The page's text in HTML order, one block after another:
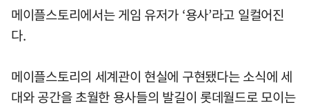
메이플스토리에서는 게임 유저가 ‘용사’라고 일컬어진
다.
메이플스토리의 세계관이 현실에 구현됐다는 소식에 세
대와 공간을 초월한 용사들의 발길이 롯데월드로 모이는